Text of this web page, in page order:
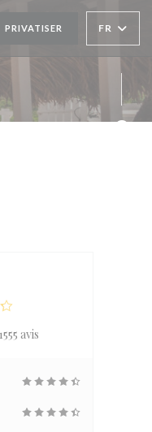
PRIVATISER FR
1555 avis